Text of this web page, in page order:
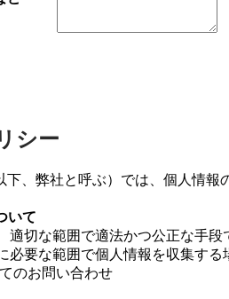
シー
、弊社と呼ぶ）では、個人情報
いて
適切な範囲で適法かつ公正な手段
必要な範囲で個人情報を収集する
のお問い合わせ